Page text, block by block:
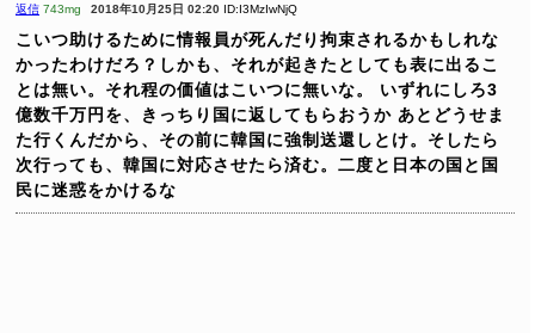
返信 743mg 2018年10月25日 02:20 ID:I3MzIwNjQ
こいつ助けるために情報員が死んだり拘束されるかもしれな
かったわけだろ？しかも、それが起きたとしても表に出るこ
とは無い。それ程の価値はこいつに無いな。
いずれにしろ3
億数千万円を、きっちり国に返してもらおうか あとどうせま
た行くんだから、その前に韓国に強制送還しとけ。そしたら
次行っても、韓国に対応させたら済む。二度と日本の国と国
民に迷惑をかけるな